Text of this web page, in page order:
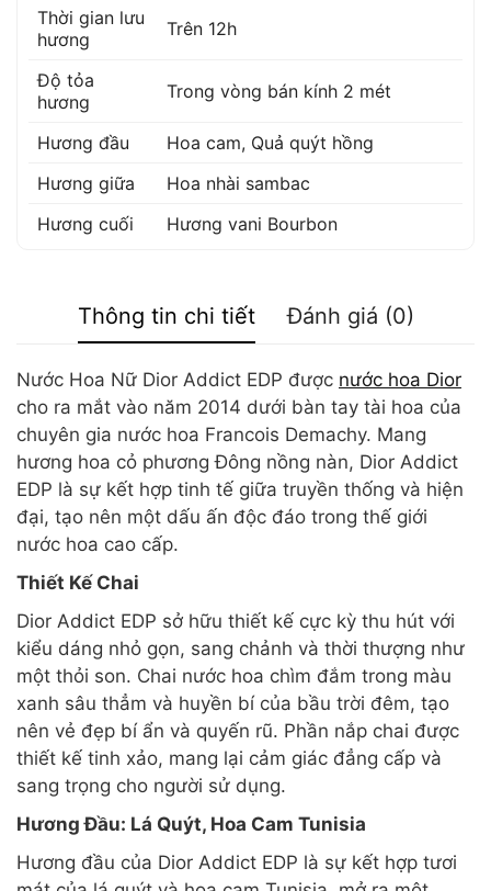
Thời gian lưu
hương
Trên 12h
Độ tỏa
hương
Trong vòng bán kính 2 mét
Hương đầu Hoa cam, Quả quýt hồng
Hương giữa
Hoa nhài sambac
Hương cuối
Hương vani Bourbon
Thông tin chi tiết Đánh giá (0)
Nước Hoa Nữ Dior Addict EDP được nước hoa Dior
cho ra mắt vào năm 2014 dưới bàn tay tài hoa của
chuyên gia nước hoa Francois Demachy. Mang
hương hoa cỏ phương Đông nồng nàn, Dior Addict
EDP là sự kết hợp tinh tế giữa truyền thống và hiện
đại, tạo nên một dấu ấn độc đáo trong thế giới
nước hoa cao cấp.
Thiết Kế Chai
Dior Addict EDP sở hữu thiết kế cực kỳ thu hút với
kiểu dáng nhỏ gọn, sang chảnh và thời thượng như
một thỏi son. Chai nước hoa chìm đắm trong màu
xanh sâu thẳm và huyền bí của bầu trời đêm, tạo
nên vẻ đẹp bí ẩn và quyến rũ. Phần nắp chai được
thiết kế tinh xảo, mang lại cảm giác đẳng cấp và
sang trọng cho người sử dụng.
Hương Đầu: Lá Quýt, Hoa Cam Tunisia
Hương đầu của Dior Addict EDP là sự kết hợp tươi